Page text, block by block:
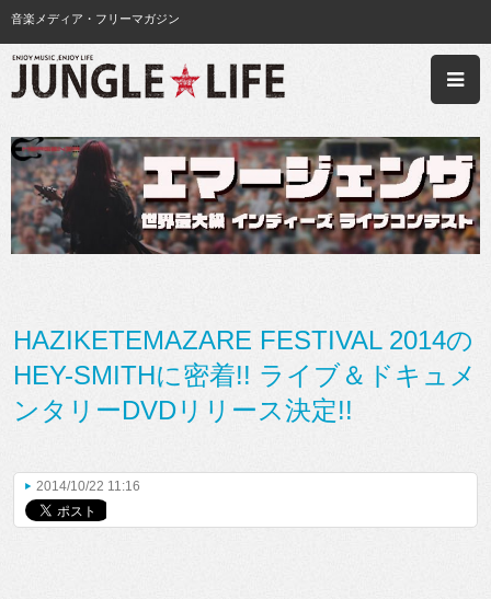
音楽メディア・フリーマガジン
HAZIKETEMAZARE FESTIVAL 2014の
HEY-SMITHに密着!! ライブ＆ドキュメ
ンタリーDVDリリース決定!!
2014/10/22 11:16